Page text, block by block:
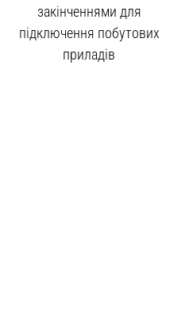
закінченнями для
підключення побутових
приладів